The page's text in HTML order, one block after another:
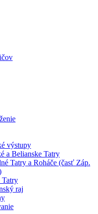
výstupy
a Belianske Tatry
Tatry a Roháče (časť Záp.
raj